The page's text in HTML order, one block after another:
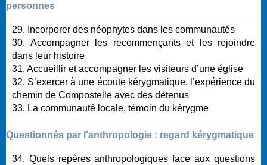
personnes
29. Incorporer des néophytes dans les communautés
30. Accompagner les recommençants et les rejoindre
dans leur histoire
31. Accueillir et accompagner les visiteurs d’une église
32. S’exercer à une écoute kérygmatique, l’expérience du
chemin de Compostelle avec des détenus
33. La communauté locale, témoin du kérygme
Questionnés par l'anthropologie : regard kérygmatique
34. Quels repères anthropologiques face aux questions